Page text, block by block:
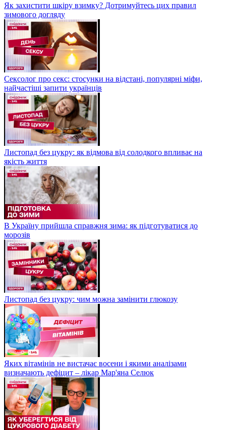
Як захистити шкіру взимку? Дотримуйтесь цих правил
зимового догляду
Сексолог про секс: стосунки на відстані, популярні міфи,
найчастіші запити українців
Листопад без цукру: як відмова від солодкого впливає на
якість життя
В Україну прийшла справжня зима: як підготуватися до
морозів
Листопад без цукру: чим можна замінити глюкозу
Яких вітамінів не вистачає восени і якими аналізами
визначають дефіцит – лікар Мар'яна Селюк